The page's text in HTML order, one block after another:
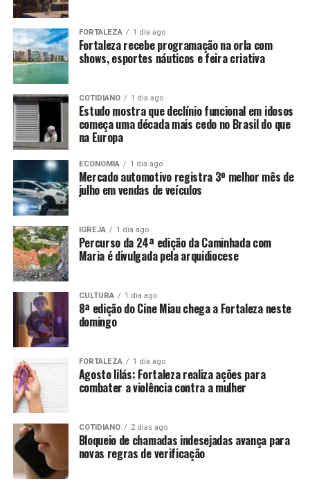
FORTALEZA 1 dia ago
Fortaleza recebe programação na orla com
shows, esportes náuticos e feira criativa
COTIDIANO 1 dia ago
Estudo mostra que declínio funcional em idosos
começa uma década mais cedo no Brasil do que
na Europa
ECONOMIA 1 dia ago
Mercado automotivo registra 3º melhor mês de
julho em vendas de veículos
IGREJA 1 dia ago
Percurso da 24ª edição da Caminhada com
Maria é divulgada pela arquidiocese
CULTURA 1 dia ago
8ª edição do Cine Miau chega a Fortaleza neste
domingo
FORTALEZA 1 dia ago
Agosto lilás: Fortaleza realiza ações para
combater a violência contra a mulher
COTIDIANO 2 dias ago
Bloqueio de chamadas indesejadas avança para
novas regras de verificação